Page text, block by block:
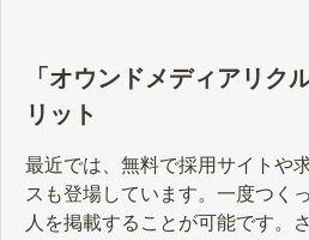
「オウンドメディアリク
リット
最近では、無料で採用サイトや
スも登場しています。一度つく
人を掲載することが可能です。